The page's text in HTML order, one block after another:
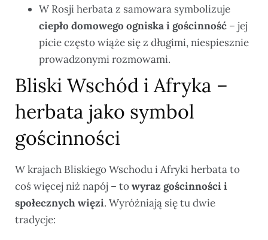
W Rosji herbata z samowara symbolizuje
ciepło domowego ogniska i gościnność – jej
picie często wiąże się z długimi, niespiesznie
prowadzonymi rozmowami.
Bliski Wschód i Afryka –
herbata jako symbol
gościnności
W krajach Bliskiego Wschodu i Afryki herbata to
coś więcej niż napój – towyraz gościnności i
społecznych więzi. Wyróżniają się tu dwie
tradycje: